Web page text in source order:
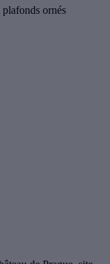
plafonds ornés